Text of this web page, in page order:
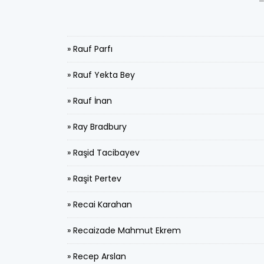
» Rauf Parfı
» Rauf Yekta Bey
» Rauf İnan
» Ray Bradbury
» Raşid Tacibayev
» Raşit Pertev
» Recai Karahan
» Recaizade Mahmut Ekrem
» Recep Arslan